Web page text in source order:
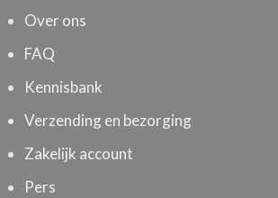
Over ons
FAQ
Kennisbank
Verzending en bezorging
Zakelijk account
Pers